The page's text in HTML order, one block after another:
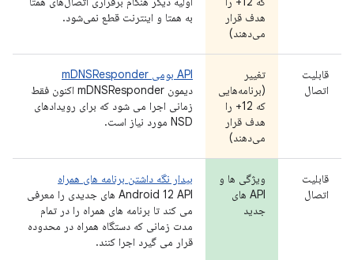
هدف قرار
می‌دهند)
به همتا و اینترنت قطع نمی‌شود.
قابلیت
اتصال
تغییر
(برنامه‌هایی
که 12+ را
هدف قرار
می‌دهند)
API بومی mDNSResponder
دیمون mDNSResponder اکنون فقط
زمانی اجرا می شود که برای رویدادهای
NSD مورد نیاز است.
قابلیت
اتصال
ویژگی ها و
API های
جدید
بیدار نگه داشتن برنامه های همراه
Android 12 API های جدیدی را معرفی
می کند تا برنامه های همراه را در تمام
مدت زمانی که دستگاه همراه در محدوده
قرار می گیرد اجرا کنند.